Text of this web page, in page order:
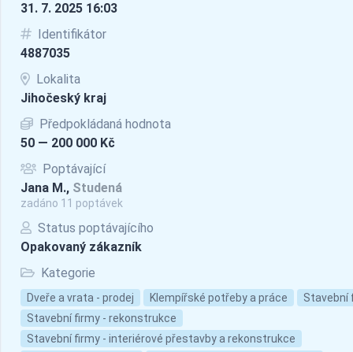
31. 7. 2025 16:03
Identifikátor
4887035
Lokalita
Jihočeský kraj
Předpokládaná hodnota
50 — 200 000 Kč
Poptávající
Jana M., Studená
zadáno 11 poptávek
Status poptávajícího
Opakovaný zákazník
Kategorie
Dveře a vrata - prodej Klempířské potřeby a práce
Stavební
Stavební firmy - rekonstrukce
Stavební firmy - interiérové přestavby a rekonstrukce